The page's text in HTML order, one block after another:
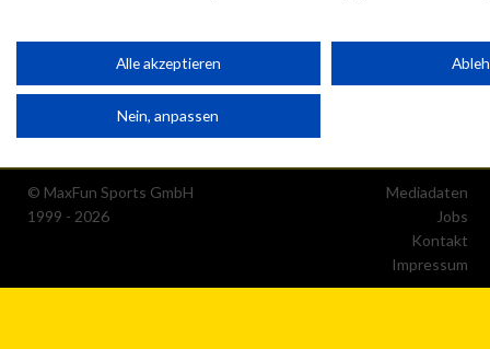
© MaxFun Sports GmbH
1999 - 2026
Mediadaten
Jobs
Kontakt
Impressum
Partnerliste anzeigen (1 IAB-Anbieter)
Wir nutzen Ihre Daten für folgende Zwecke:
IAB-Verarbeitungszwecke:
Speichern von oder Zugriff auf Informationen auf einem
Verwendung reduzierter Daten zur Auswahl von
Alle akzeptieren
Nein, anpassen